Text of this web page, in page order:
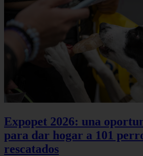
Expopet 2026: una
para dar hogar a 101
rescatados